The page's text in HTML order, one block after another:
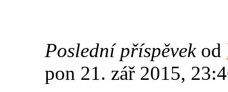
Poslední příspěvek od
pon 21. zář 2015,